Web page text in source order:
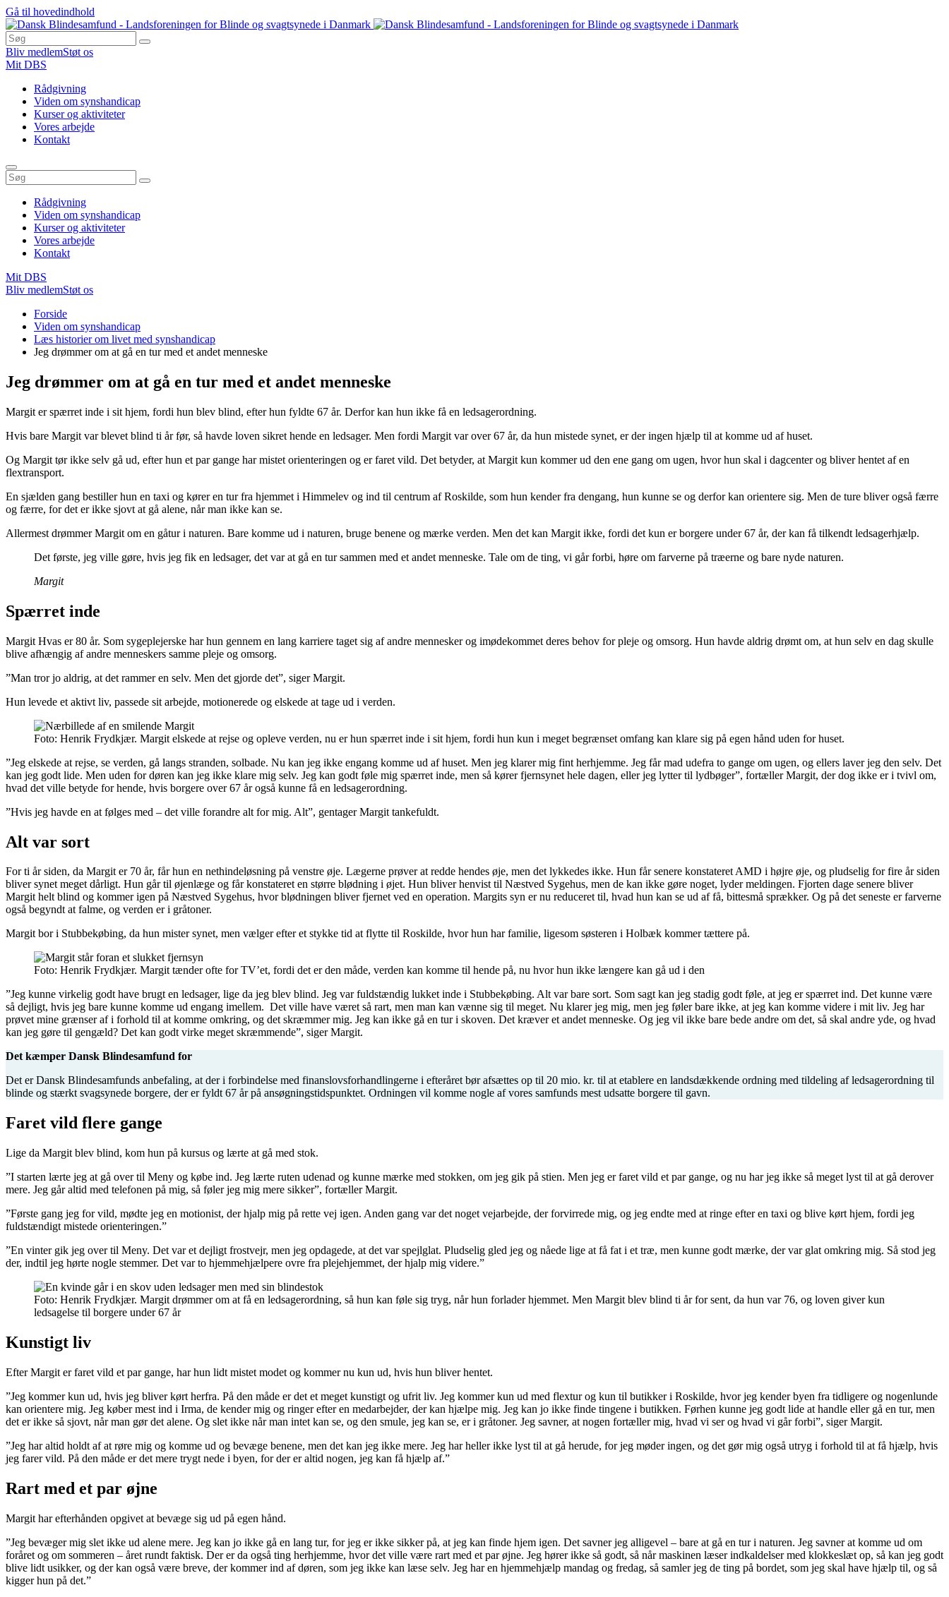
Gå til hovedindhold
Bliv medlemStøt os
Mit DBS
Rådgivning
Viden om synshandicap
Kurser og aktiviteter
Vores arbejde
Kontakt
Rådgivning
Viden om synshandicap
Kurser og aktiviteter
Vores arbejde
Kontakt
Mit DBS
Bliv medlemStøt os
Forside
Viden om synshandicap
Læs historier om livet med synshandicap
Jeg drømmer om at gå en tur med et andet menneske
Jeg drømmer om at gå en tur med et andet menneske
Margit er spærret inde i sit hjem, fordi hun blev blind, efter hun fyldte 67 år. Derfor kan hun ikke få en ledsagerordning.
Hvis bare Margit var blevet blind ti år før, så havde loven sikret hende en ledsager. Men fordi Margit var over 67 år, da hun mistede synet, er der ingen hjælp til at komme ud af huset.
Og Margit tør ikke selv gå ud, efter hun et par gange har mistet orienteringen og er faret vild. Det betyder, at Margit kun kommer ud den ene gang om ugen, hvor hun skal i dagcenter og bliver hentet af en
flextransport.
En sjælden gang bestiller hun en taxi og kører en tur fra hjemmet i Himmelev og ind til centrum af Roskilde, som hun kender fra dengang, hun kunne se og derfor kan orientere sig. Men de ture bliver også færre
og færre, for det er ikke sjovt at gå alene, når man ikke kan se.
Allermest drømmer Margit om en gåtur i naturen. Bare komme ud i naturen, bruge benene og mærke verden. Men det kan Margit ikke, fordi det kun er borgere under 67 år, der kan få tilkendt ledsagerhjælp.
Det første, jeg ville gøre, hvis jeg fik en ledsager, det var at gå en tur sammen med et andet menneske. Tale om de ting, vi går forbi, høre om farverne på træerne og bare nyde naturen.
Margit
Spærret inde
Margit Hvas er 80 år. Som sygeplejerske har hun gennem en lang karriere taget sig af andre mennesker og imødekommet deres behov for pleje og omsorg. Hun havde aldrig drømt om, at hun selv en dag skulle
blive afhængig af andre menneskers samme pleje og omsorg.
”Man tror jo aldrig, at det rammer en selv. Men det gjorde det”, siger Margit.
Hun levede et aktivt liv, passede sit arbejde, motionerede og elskede at tage ud i verden.
Foto: Henrik Frydkjær. Margit elskede at rejse og opleve verden, nu er hun spærret inde i sit hjem, fordi hun kun i meget begrænset omfang kan klare sig på egen hånd uden for huset.
”Jeg elskede at rejse, se verden, gå langs stranden, solbade. Nu kan jeg ikke engang komme ud af huset. Men jeg klarer mig fint herhjemme. Jeg får mad udefra to gange om ugen, og ellers laver jeg den selv. Det
kan jeg godt lide. Men uden for døren kan jeg ikke klare mig selv. Jeg kan godt føle mig spærret inde, men så kører fjernsynet hele dagen, eller jeg lytter til lydbøger”, fortæller Margit, der dog ikke er i tvivl om,
hvad det ville betyde for hende, hvis borgere over 67 år også kunne få en ledsagerordning.
”Hvis jeg havde en at følges med – det ville forandre alt for mig. Alt”, gentager Margit tankefuldt.
Alt var sort
For ti år siden, da Margit er 70 år, får hun en nethindeløsning på venstre øje. Lægerne prøver at redde hendes øje, men det lykkedes ikke. Hun får senere konstateret AMD i højre øje, og pludselig for fire år siden
bliver synet meget dårligt. Hun går til øjenlæge og får konstateret en større blødning i øjet. Hun bliver henvist til Næstved Sygehus, men de kan ikke gøre noget, lyder meldingen. Fjorten dage senere bliver
Margit helt blind og kommer igen på Næstved Sygehus, hvor blødningen bliver fjernet ved en operation. Margits syn er nu reduceret til, hvad hun kan se ud af få, bittesmå sprækker. Og på det seneste er farverne
også begyndt at falme, og verden er i gråtoner.
Margit bor i Stubbekøbing, da hun mister synet, men vælger efter et stykke tid at flytte til Roskilde, hvor hun har familie, ligesom søsteren i Holbæk kommer tættere på.
Foto: Henrik Frydkjær. Margit tænder ofte for TV’et, fordi det er den måde, verden kan komme til hende på, nu hvor hun ikke længere kan gå ud i den
”Jeg kunne virkelig godt have brugt en ledsager, lige da jeg blev blind. Jeg var fuldstændig lukket inde i Stubbekøbing. Alt var bare sort. Som sagt kan jeg stadig godt føle, at jeg er spærret ind. Det kunne være
så dejligt, hvis jeg bare kunne komme ud engang imellem. Det ville have været så rart, men man kan vænne sig til meget. Nu klarer jeg mig, men jeg føler bare ikke, at jeg kan komme videre i mit liv. Jeg har
prøvet mine grænser af i forhold til at komme omkring, og det skræmmer mig. Jeg kan ikke gå en tur i skoven. Det kræver et andet menneske. Og jeg vil ikke bare bede andre om det, så skal andre yde, og hvad
kan jeg gøre til gengæld? Det kan godt virke meget skræmmende”, siger Margit.
Det kæmper Dansk Blindesamfund for
Det er Dansk Blindesamfunds anbefaling, at der i forbindelse med finanslovsforhandlingerne i efteråret bør afsættes op til 20 mio. kr. til at etablere en landsdækkende ordning med tildeling af ledsagerordning til
blinde og stærkt svagsynede borgere, der er fyldt 67 år på ansøgningstidspunktet. Ordningen vil komme nogle af vores samfunds mest udsatte borgere til gavn.
Faret vild flere gange
Lige da Margit blev blind, kom hun på kursus og lærte at gå med stok.
”I starten lærte jeg at gå over til Meny og købe ind. Jeg lærte ruten udenad og kunne mærke med stokken, om jeg gik på stien. Men jeg er faret vild et par gange, og nu har jeg ikke så meget lyst til at gå derover
mere. Jeg går altid med telefonen på mig, så føler jeg mig mere sikker”, fortæller Margit.
”Første gang jeg for vild, mødte jeg en motionist, der hjalp mig på rette vej igen. Anden gang var det noget vejarbejde, der forvirrede mig, og jeg endte med at ringe efter en taxi og blive kørt hjem, fordi jeg
fuldstændigt mistede orienteringen.”
”En vinter gik jeg over til Meny. Det var et dejligt frostvejr, men jeg opdagede, at det var spejlglat. Pludselig gled jeg og nåede lige at få fat i et træ, men kunne godt mærke, der var glat omkring mig. Så stod jeg
der, indtil jeg hørte nogle stemmer. Det var to hjemmehjælpere ovre fra plejehjemmet, der hjalp mig videre.”
Foto: Henrik Frydkjær. Margit drømmer om at få en ledsagerordning, så hun kan føle sig tryg, når hun forlader hjemmet. Men Margit blev blind ti år for sent, da hun var 76, og loven giver kun
ledsagelse til borgere under 67 år
Kunstigt liv
Efter Margit er faret vild et par gange, har hun lidt mistet modet og kommer nu kun ud, hvis hun bliver hentet.
”Jeg kommer kun ud, hvis jeg bliver kørt herfra. På den måde er det et meget kunstigt og ufrit liv. Jeg kommer kun ud med flextur og kun til butikker i Roskilde, hvor jeg kender byen fra tidligere og nogenlunde
kan orientere mig. Jeg køber mest ind i Irma, de kender mig og ringer efter en medarbejder, der kan hjælpe mig. Jeg kan jo ikke finde tingene i butikken. Førhen kunne jeg godt lide at handle eller gå en tur, men
det er ikke så sjovt, når man gør det alene. Og slet ikke når man intet kan se, og den smule, jeg kan se, er i gråtoner. Jeg savner, at nogen fortæller mig, hvad vi ser og hvad vi går forbi”, siger Margit.
”Jeg har altid holdt af at røre mig og komme ud og bevæge benene, men det kan jeg ikke mere. Jeg har heller ikke lyst til at gå herude, for jeg møder ingen, og det gør mig også utryg i forhold til at få hjælp, hvis
jeg farer vild. På den måde er det mere trygt nede i byen, for der er altid nogen, jeg kan få hjælp af.”
Rart med et par øjne
Margit har efterhånden opgivet at bevæge sig ud på egen hånd.
”Jeg bevæger mig slet ikke ud alene mere. Jeg kan jo ikke gå en lang tur, for jeg er ikke sikker på, at jeg kan finde hjem igen. Det savner jeg alligevel – bare at gå en tur i naturen. Jeg savner at komme ud om
foråret og om sommeren – året rundt faktisk. Der er da også ting herhjemme, hvor det ville være rart med et par øjne. Jeg hører ikke så godt, så når maskinen læser indkaldelser med klokkeslæt op, så kan jeg godt
blive lidt usikker, og der kan også være breve, der kommer ind af døren, som jeg ikke kan læse selv. Jeg har en hjemmehjælp mandag og fredag, så samler jeg de ting på bordet, som jeg skal have hjælp til, og så
kigger hun på det.”